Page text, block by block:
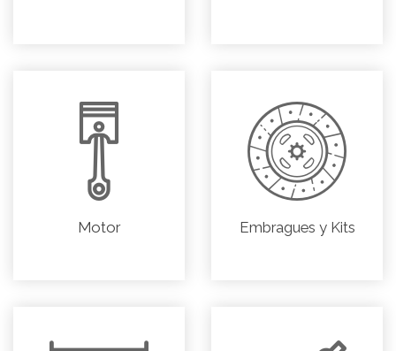
Motor Embragues y Kits